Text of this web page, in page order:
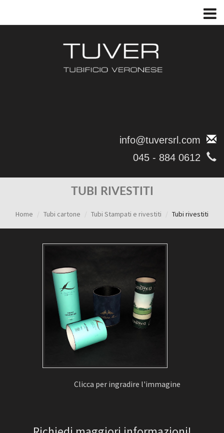
info@tuversrl.com
045 - 884 0612
TUBI RIVESTITI
Home Tubi cartone Tubi Stampati e rivestiti Tubi rivestiti
Clicca per ingradire l'immagine